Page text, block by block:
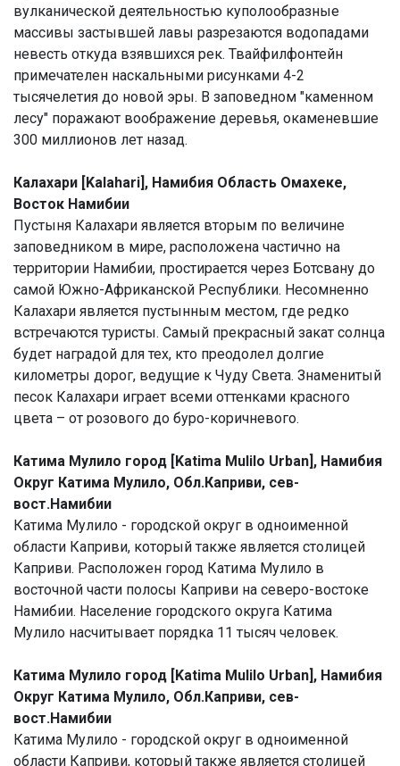
вулканической деятельностью куполообразные
массивы застывшей лавы разрезаются водопадами
невесть откуда взявшихся рек. Твайфилфонтейн
примечателен наскальными рисунками 4-2
тысячелетия до новой эры. В заповедном "каменном
лесу" поражают воображение деревья, окаменевшие
300 миллионов лет назад.
Калахари [Kalahari], Намибия Область Омахеке,
Восток Намибии
Пустыня Калахари является вторым по величине
заповедником в мире, расположена частично на
территории Намибии, простирается через Ботсвану до
самой Южно-Африканской Республики. Несомненно
Калахари является пустынным местом, где редко
встречаются туристы. Самый прекрасный закат солнца
будет наградой для тех, кто преодолел долгие
километры дорог, ведущие к Чуду Света. Знаменитый
песок Калахари играет всеми оттенками красного
цвета – от розового до буро-коричневого.
Катима Мулило город [Katima Mulilo Urban], Намибия
Округ Катима Мулило, Обл.Каприви, сев-
вост.Намибии
Катима Мулило - городской округ в одноименной
области Каприви, который также является столицей
Каприви. Расположен город Катима Мулило в
восточной части полосы Каприви на северо-востоке
Намибии. Население городского округа Катима
Мулило насчитывает порядка 11 тысяч человек.
Катима Мулило город [Katima Mulilo Urban], Намибия
Округ Катима Мулило, Обл.Каприви, сев-
вост.Намибии
Катима Мулило - городской округ в одноименной
области Каприви, который также является столицей